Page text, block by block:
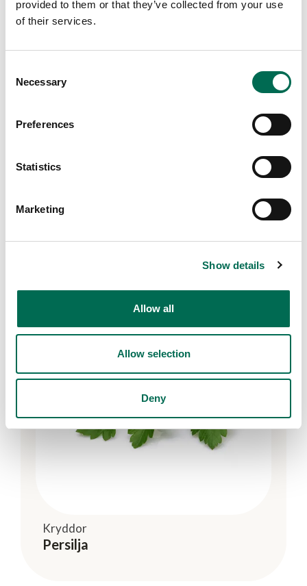
provided to them or that they’ve collected from your use
of their services.
Selection
Necessary
Preferences
Statistics
Marketing
Show details
Allow all
Allow selection
Deny
Vitlök
Kryddor
Persilja